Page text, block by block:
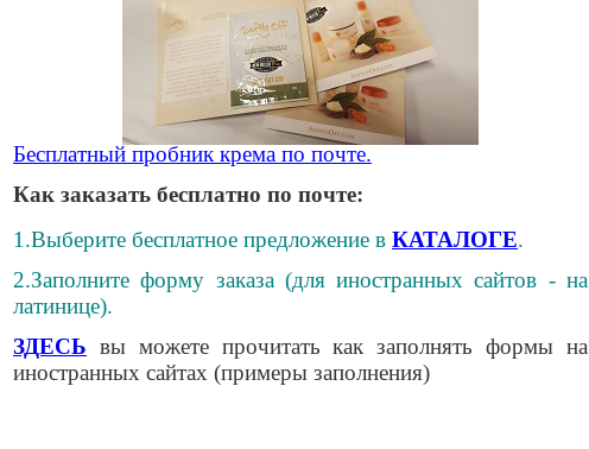
Бесплатный пробник крема по почте.
Как заказать бесплатно по почте:
1.Выберите бесплатное предложение в КАТАЛОГЕ.
2.Заполните форму заказа (для иностранных сайтов - на
латинице).
ЗДЕСЬ вы можете прочитать как заполнять формы на
иностранных сайтах (примеры заполнения)